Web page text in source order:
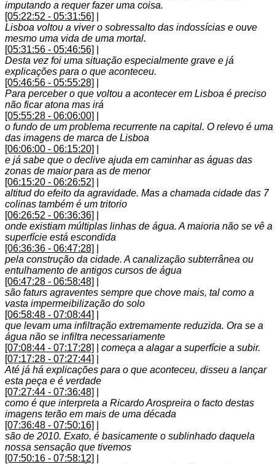
imputando a requer fazer uma coisa.
[05:22:52 - 05:31:56]
Lisboa voltou a viver o sobressalto das indossícias e ouve
mesmo uma vida de uma mortal.
[05:31:56 - 05:46:56]
Desta vez foi uma situação especialmente grave e já
explicações para o que aconteceu.
[05:46:56 - 05:55:28]
Para perceber o que voltou a acontecer em Lisboa é preciso
não ficar atona mas irá
[05:55:28 - 06:06:00]
o fundo de um problema recurrente na capital. O relevo é uma
das imagens de marca de Lisboa
[06:06:00 - 06:15:20]
e já sabe que o declive ajuda em caminhar as águas das
zonas de maior para as de menor
[06:15:20 - 06:26:52]
altitud do efeito da agravidade. Mas a chamada cidade das 7
colinas também é um tritorio
[06:26:52 - 06:36:36]
onde existiam múltiplas linhas de água. A maioria não se vê a
superfície está escondida
[06:36:36 - 06:47:28]
pela construção da cidade. A canalização subterrânea ou
entulhamento de antigos cursos de água
[06:47:28 - 06:58:48]
são faturs agraventes sempre que chove mais, tal como a
vasta impermeibilização do solo
[06:58:48 - 07:08:44]
que levam uma infiltração extremamente reduzida. Ora se a
água não se infiltra necessariamente
[07:08:44 - 07:17:28]
começa a alagar a superfície a subir.
[07:17:28 - 07:27:44]
Até já há explicações para o que aconteceu, disseu a lançar
esta peça e é verdade
[07:27:44 - 07:36:48]
como é que interpreta a Ricardo Arospreira o facto destas
imagens terão em mais de uma década
[07:36:48 - 07:50:16]
são de 2010. Exato, é basicamente o sublinhado daquela
nossa sensação que tivemos
[07:50:16 - 07:58:12]